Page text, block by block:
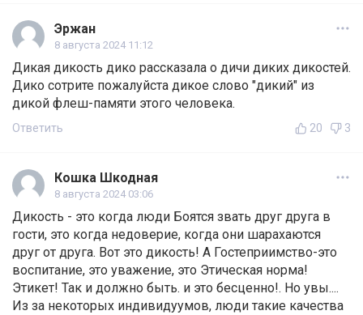
Эржан
8 августа 2024 11:12
Дикая дикость дико рассказала о дичи диких дикостей.
Дико сотрите пожалуйста дикое слово "дикий" из
дикой флеш-памяти этого человека.
Ответить 20 3
Кошка Шкодная
8 августа 2024 03:06
Дикость - это когда люди Боятся звать друг друга в
гости, это когда недоверие, когда они шарахаются
друг от друга. Вот это дикость! А Гостеприимство-это
воспитание, это уважение, это Этическая норма!
Этикет! Так и должно быть. и это бесценно!. Но увы....
Из за некоторых индивидуумов, люди такие качества